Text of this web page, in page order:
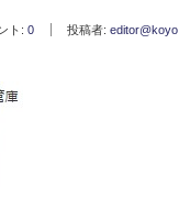
ト: 0 投稿者: editor@koyo
ング